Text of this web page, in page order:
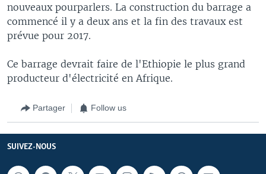
nouveaux pourparlers. La construction du barrage a
commencé il y a deux ans et la fin des travaux est
prévue pour 2017.
Ce barrage devrait faire de l'Ethiopie le plus grand
producteur d'électricité en Afrique.
Partager Follow us
SUIVEZ-NOUS